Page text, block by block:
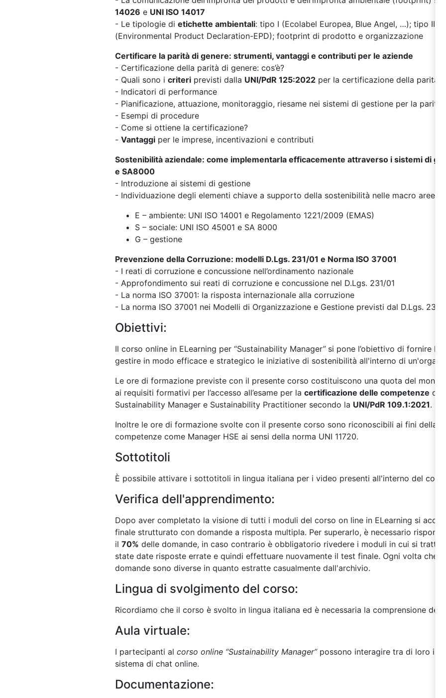
14026 e UNI ISO 14017
- Le tipologie di etichette ambientali: tipo I (Ecolabel Europea, Blue Angel, …); tipo II
(Environmental Product Declaration-EPD); footprint di prodotto e organizzazione
Certificare la parità di genere: strumenti, vantaggi e contributi per le aziende
- Certificazione della parità di genere: cos’è?
- Quali sono i criteri previsti dalla UNI/PdR 125:2022 per la certificazione della parità di
- Indicatori di performance
- Pianificazione, attuazione, monitoraggio, riesame nei sistemi di gestione per la parità
- Esempi di procedure
- Come si ottiene la certificazione?
- Vantaggi per le imprese, incentivazioni e contributi
Sostenibilità aziendale: come implementarla efficacemente attraverso i sistemi di
e SA8000
- Introduzione ai sistemi di gestione
- Individuazione degli elementi chiave a supporto della sostenibilità nelle macro aree
E – ambiente: UNI ISO 14001 e Regolamento 1221/2009 (EMAS)
S – sociale: UNI ISO 45001 e SA 8000
G – gestione
Prevenzione della Corruzione: modelli D.Lgs. 231/01 e Norma ISO 37001
- I reati di corruzione e concussione nell’ordinamento nazionale
- Approfondimento sui reati di corruzione e concussione nel D.Lgs. 231/01
- La norma ISO 37001: la risposta internazionale alla corruzione
- La norma ISO 37001 nei Modelli di Organizzazione e Gestione previsti dal D.Lgs. 231/01
Obiettivi:
Il corso online in ELearning per “Sustainability Manager” si pone l’obiettivo di fornire le
gestire in modo efficace e strategico le iniziative di sostenibilità all'interno di
Le ore di formazione previste con il presente corso costituiscono una quota del monte
ai requisiti formativi per l’accesso all’esame per la certificazione delle competenze
Sustainability Manager e Sustainability Practitioner secondo la UNI/PdR 109.1:2021.
Inoltre le ore di formazione svolte con il presente corso sono riconoscibili ai fini della
competenze come Manager HSE ai sensi della norma UNI 11720.
Sottotitoli
È possibile attivare i sottotitoli in lingua italiana per i video presenti all'interno del corso.
Verifica dell'apprendimento:
Dopo aver completato la visione di tutti i moduli del corso on line in ELearning si
finale strutturato con domande a risposta multipla. Per superarlo, è necessario
il 70% delle domande, in caso contrario è obbligatorio rivedere i moduli in cui si
state date risposte errate e quindi effettuare nuovamente il test finale. Ogni volta che
domande sono diverse in quanto estratte casualmente dall'archivio.
Lingua di svolgimento del corso:
Ricordiamo che il corso è svolto in lingua italiana ed è necessaria la comprensione
Aula virtuale:
I partecipanti al corso online “Sustainability Manager” possono interagire tra di loro in
sistema di chat online.
Documentazione: